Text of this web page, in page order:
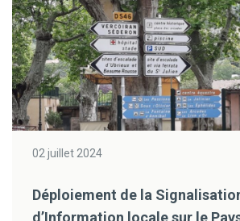
02 juillet 2024
Déploiement de la
d’Information locale sur le